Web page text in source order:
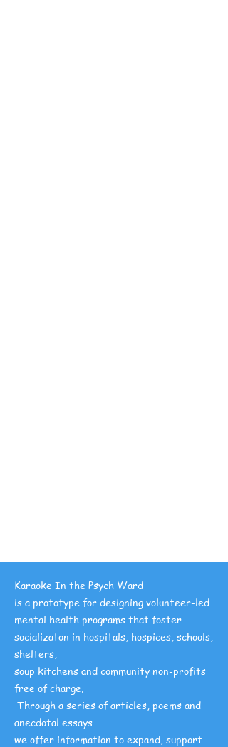
Karaoke In the Psych Ward
is a prototype for designing volunteer-led
mental health programs that foster
socializaton in hospitals, hospices, schools,
shelters,
soup kitchens and community non-profits
free of charge.
Through a series of articles, poems and
anecdotal essays
we offer information to expand, support